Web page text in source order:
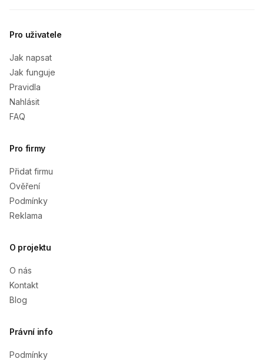
Pro uživatele
Jak napsat
Jak funguje
Pravidla
Nahlásit
FAQ
Pro firmy
Přidat firmu
Ověření
Podmínky
Reklama
O projektu
O nás
Kontakt
Blog
Právní info
Podmínky